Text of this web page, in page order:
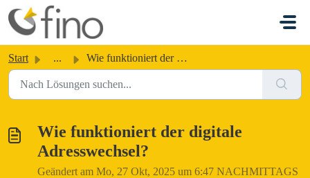
Zum hauptsächlichen Inhalt gehen
Start ... Wie funktioniert der digitale Adresswechsel?
Wie funktioniert der digitale
Adresswechsel?
Geändert am Mo, 27 Okt, 2025 um 6:47 NACHMITTAGS